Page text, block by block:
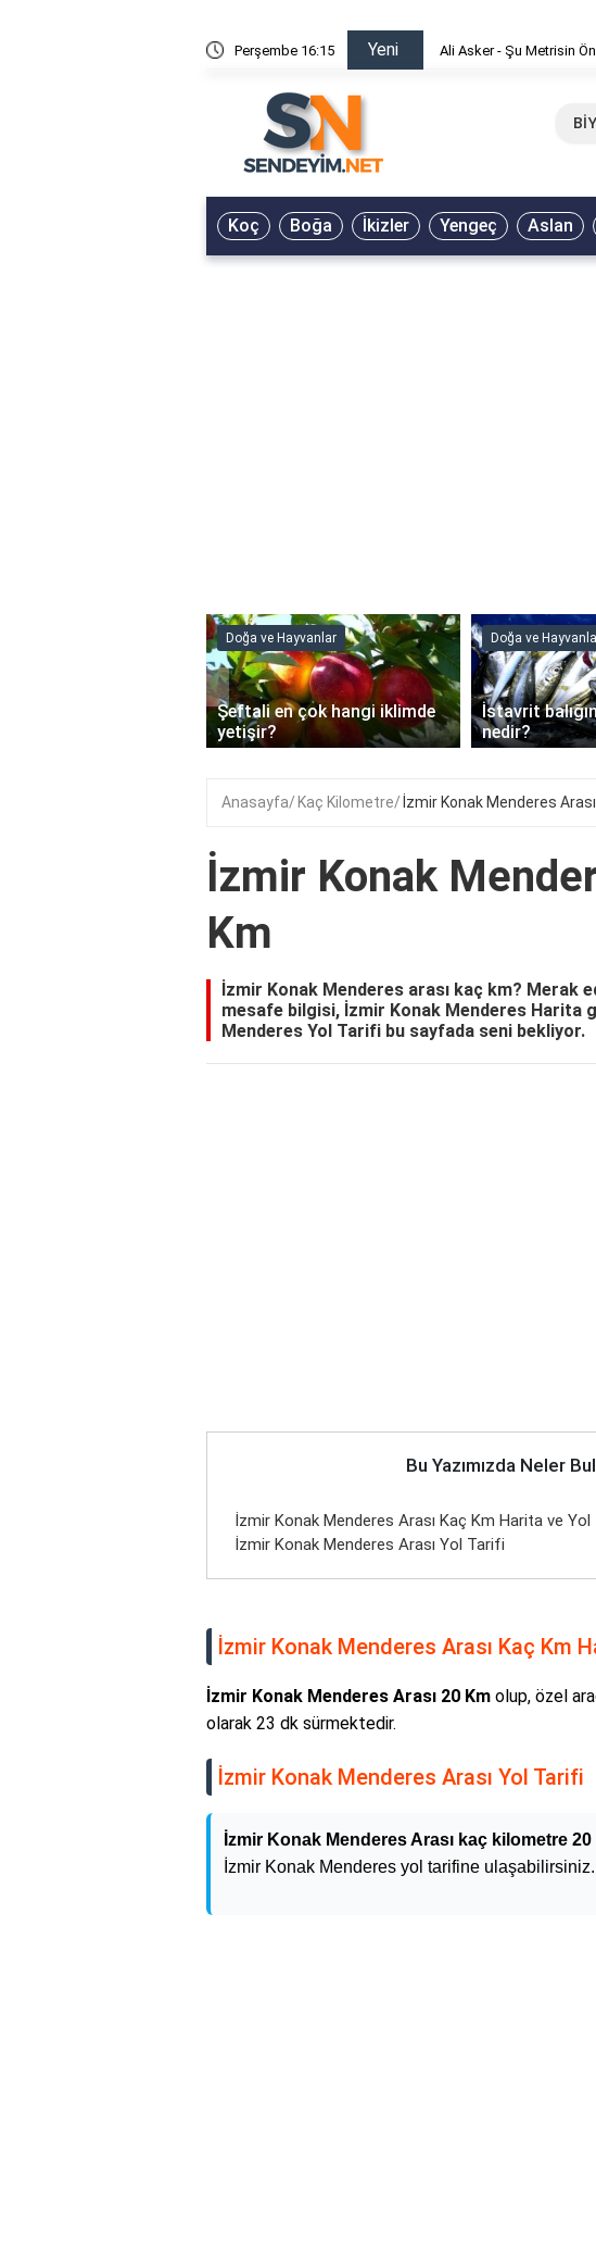
Perşembe 16:15 Yeni Ali Asker - Şu Metrisin
Koç Boğa İkizler Yengeç Aslan
Doğa ve Hayvanlar
Şeftali en çok hangi iklimde
yetişir?
Doğa ve
İstavrit
nedir?
‹
Anasayfa Kaç Kilometre İzmir Konak Menderes
İzmir Konak
Km
İzmir Konak Menderes arası kaç km? Merak
mesafe bilgisi, İzmir Konak Menderes Harita
Menderes Yol Tarifi bu sayfada seni bekliyor.
Bu Yazımızda Neler
İzmir Konak Menderes Arası Kaç Km Harita ve
İzmir Konak Menderes Arası Yol Tarifi
İzmir Konak Menderes Arası Kaç Km
İzmir Konak Menderes Arası 20 Km olup, özel
olarak 23 dk sürmektedir.
İzmir Konak Menderes Arası Yol Tarifi
İzmir Konak Menderes Arası kaç kilometre 20
İzmir Konak Menderes yol tarifine ulaşabilirsiniz.